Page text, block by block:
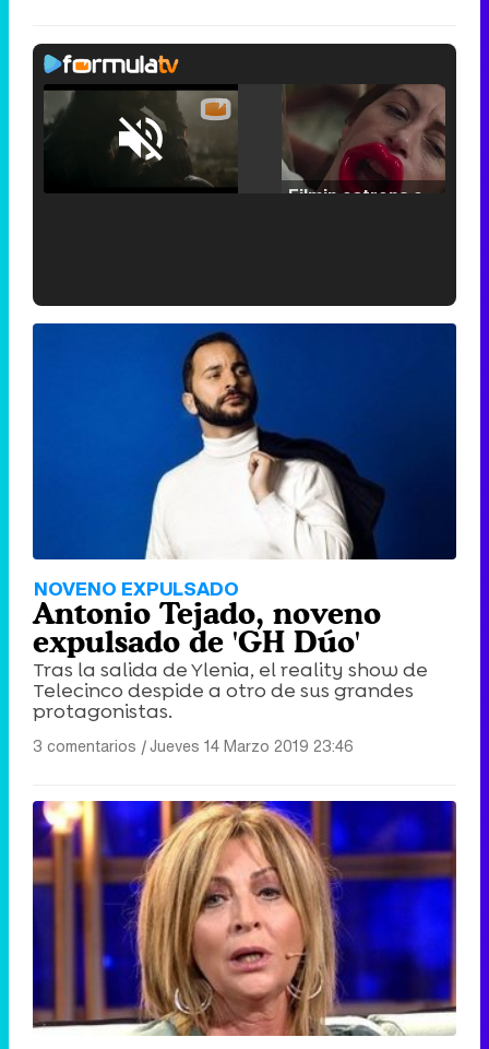
Unmute /
'120 Minutos' celebra sus 2.000 programas en Telemadrid con un vídeo del día a día en la redacción
Canción ganadora de Eurovisión 2026: DARA con "Bangaranga" por Bulgaria
NOVENO EXPULSADO
Antonio Tejado, noveno
expulsado de 'GH Dúo'
Tras la salida de Ylenia, el reality show de
Telecinco despide a otro de sus grandes
protagonistas.
3 comentarios |Jueves 14 Marzo 2019 23:46